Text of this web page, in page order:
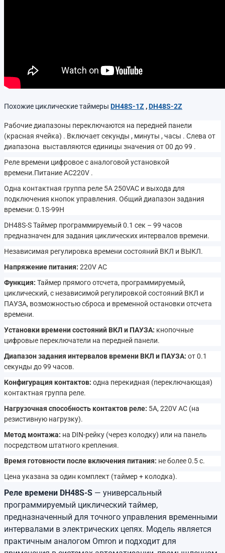
Похожие циклические таймеры DH48S-1Z ,DH48S-2Z
Рабочие диапазоны переключаются на передней панели
(красная ячейка) . Включает секунды , минуты , часы . Слева от
диапазона выставляются единицы значения от 00 до 99 .
Реле времени цифровое с аналоговой установкой
времени.Питание AC220V .
Одна контактная группа реле 5A 250VAC и выхода для
подключения кнопок управления. Общий диапазон задания
времени: 0.1S-99H
DH48S-S Таймер программируемый 0.1 сек – 99 часов
предназначен для задания циклических интервалов времени.
Независимая регулировка времени состояний ВКЛ и ВЫКЛ.
Напряжение питания: 220V AC
Функция: Таймер прямого отсчета, программируемый,
циклический, с независимой регулировкой состояний ВКЛ и
ПАУЗА, возможностью сброса и временной остановки отсчета
времени.
Установки времени состояний ВКЛ и ПАУЗА: кнопочные
цифровые переключатели на передней панели.
Диапазон задания интервалов времени ВКЛ и ПАУЗА: от 0.1
секунды до 99 часов.
Конфигурация контактов: одна перекидная (переключающая)
контактная группа реле.
Нагрузочная способность контактов реле: 5A, 220V AC (на
резистивную нагрузку).
Метод монтажа: на DIN-рейку (через колодку) или на панель
посредством штатного крепления.
Время готовности после включения питания: не более 0.5 с.
Цена указана за один комплект (таймер + колодка).
Реле времени DH48S-S — универсальный
программируемый циклический таймер,
предназначенный для точного управления временными
интервалами в электрических цепях. Модель является
практичным аналогом Omron и подходит для